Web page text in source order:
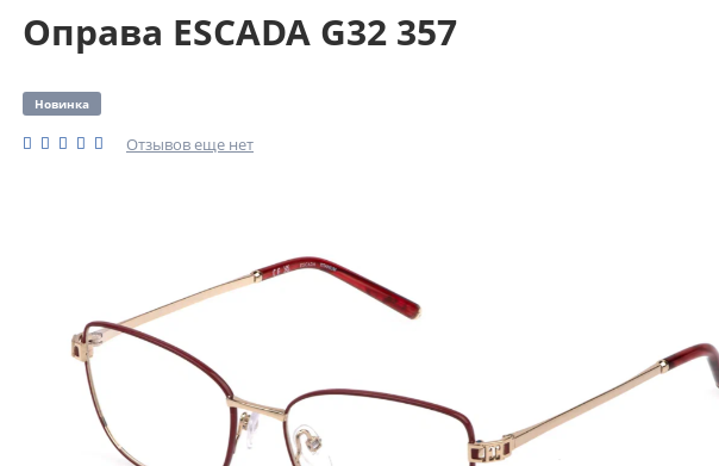
Оправа ESCADA G32 357
Новинка
Отзывов еще нет